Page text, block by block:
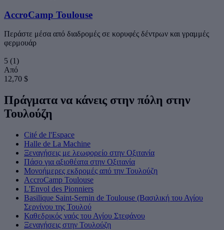
AccroCamp Toulouse
Περάστε μέσα από διαδρομές σε κορυφές δέντρων και γραμμές
φερμουάρ
5 (1)
Από
12,70 $
Πράγματα να κάνεις στην πόλη στην
Τουλούζη
Cité de l'Espace
Halle de La Machine
Ξεναγήσεις με λεωφορείο στην Οξιτανία
Πάσο για αξιοθέατα στην Οξιτανία
Μονοήμερες εκδρομές από την Τουλούζη
AccroCamp Toulouse
L'Envol des Pionniers
Basilique Saint-Sernin de Toulouse (Βασιλική του Αγίου
Σερνίνου της Τουλού
Καθεδρικός ναός του Αγίου Στεφάνου
Ξεναγήσεις στην Τουλούζη